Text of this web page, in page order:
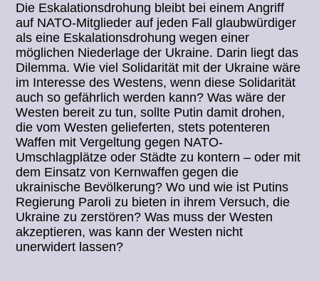
Die Eskalationsdrohung bleibt bei einem Angriff
auf NATO-Mitglieder auf jeden Fall glaubwürdiger
als eine Eskalationsdrohung wegen einer
möglichen Niederlage der Ukraine. Darin liegt das
Dilemma. Wie viel Solidarität mit der Ukraine wäre
im Interesse des Westens, wenn diese Solidarität
auch so gefährlich werden kann? Was wäre der
Westen bereit zu tun, sollte Putin damit drohen,
die vom Westen gelieferten, stets potenteren
Waffen mit Vergeltung gegen NATO-
Umschlagplätze oder Städte zu kontern – oder mit
dem Einsatz von Kernwaffen gegen die
ukrainische Bevölkerung? Wo und wie ist Putins
Regierung Paroli zu bieten in ihrem Versuch, die
Ukraine zu zerstören? Was muss der Westen
akzeptieren, was kann der Westen nicht
unerwidert lassen?